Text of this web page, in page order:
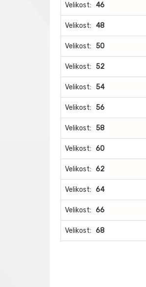
Velikost: 46
Velikost: 48
Velikost: 50
Velikost: 52
Velikost: 54
Velikost: 56
Velikost: 58
Velikost: 60
Velikost: 62
Velikost: 64
Velikost: 66
Velikost: 68